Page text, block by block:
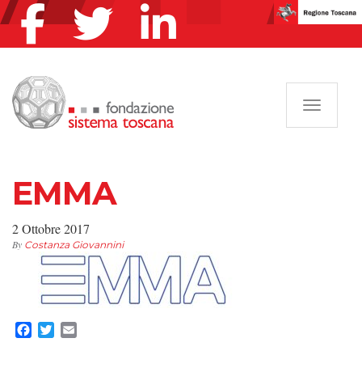
EMMA
2 Ottobre 2017
By Costanza Giovannini
Facebook
Twitter